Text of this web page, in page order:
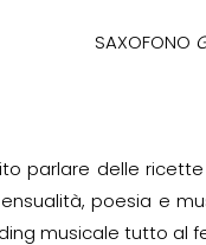
SAXOFONO
parlare delle
poesia e
musicale tutto al